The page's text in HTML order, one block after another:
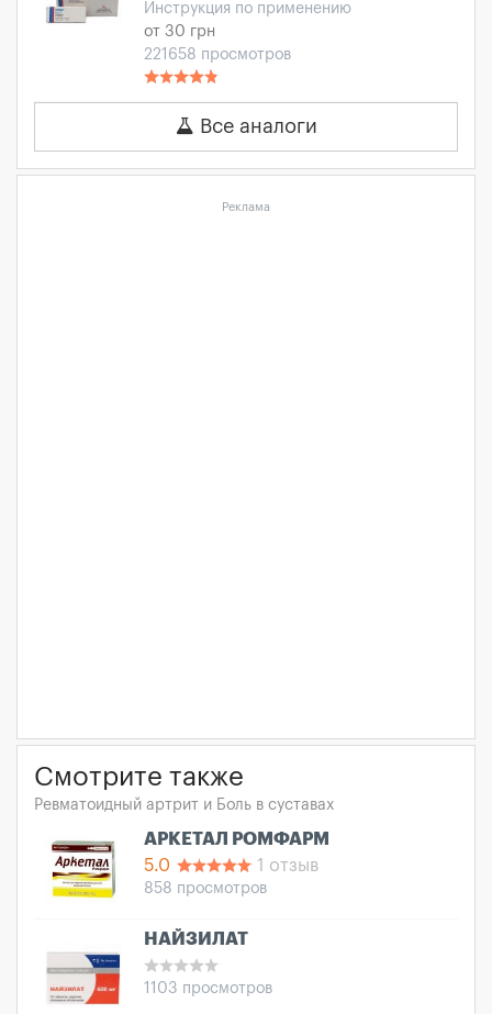
Инструкция по применению
от 30 грн
221658 просмотров
Все аналоги
Реклама
Смотрите также
Ревматоидный артрит и Боль в суставах
АРКЕТАЛ РОМФАРМ
5.0
1 отзыв
858 просмотров
НАЙЗИЛАТ
1103 просмотров